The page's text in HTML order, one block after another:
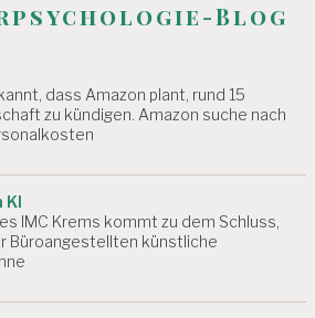
Blog
dass Amazon plant, rund 15
zu kündigen. Amazon suche nach
IMC Krems kommt zu dem Schluss,
Büroangestellten künstliche